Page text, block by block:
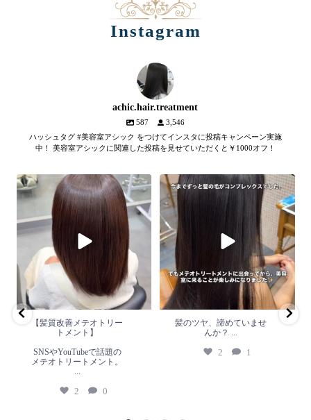
Instagram
achic.hair.treatment
587
3,546
ハッシュタグ #美容室アシック をつけてインスタに投稿キャンペーン実施
中！ 美容室アシックに関連した投稿を見せていただくと￥1000オフ！
【髪質改善メテオトリートメン
SNSやYouTubeで話題のメテオト
リートメント。
2 0
【髪質改善メテオトリー
トメント】
SNSやYouTubeで話題の
メテオトリートメント。
2 0
髪のツヤ、諦めていません
1
髪のツヤ、諦めていませ
んか？
2 1